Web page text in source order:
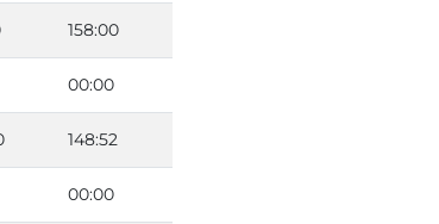
158:00
00:00
148:52
00:00